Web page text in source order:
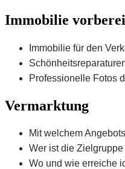
Immobilie
Immobilie für den
Professionelle Fotos
Vermarktung
Mit welchem
Wer ist die
Wo und wie erreiche